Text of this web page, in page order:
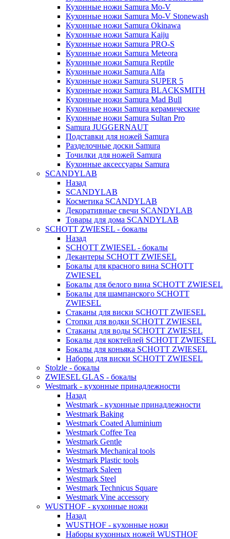
Кухонные ножи Samura Mo-V
Кухонные ножи Samura Mo-V Stonewash
Кухонные ножи Samura Okinawa
Кухонные ножи Samura Kaiju
Кухонные ножи Samura PRO-S
Кухонные ножи Samura Meteora
Кухонные ножи Samura Reptile
Кухонные ножи Samura Alfa
Кухонные ножи Samura SUPER 5
Кухонные ножи Samura BLACKSMITH
Кухонные ножи Samura Mad Bull
Кухонные ножи Samura керамические
Кухонные ножи Samura Sultan Pro
Samura JUGGERNAUT
Подставки для ножей Samura
Разделочные доски Samura
Точилки для ножей Samura
Кухонные аксессуары Samura
SCANDYLAB
Назад
SCANDYLAB
Косметика SCANDYLAB
Декоративные свечи SCANDYLAB
Товары для дома SCANDYLAB
SCHOTT ZWIESEL - бокалы
Назад
SCHOTT ZWIESEL - бокалы
Декантеры SCHOTT ZWIESEL
Бокалы для красного вина SCHOTT
ZWIESEL
Бокалы для белого вина SCHOTT ZWIESEL
Бокалы для шампанского SCHOTT
ZWIESEL
Стаканы для виски SCHOTT ZWIESEL
Стопки для водки SCHOTT ZWIESEL
Стаканы для воды SCHOTT ZWIESEL
Бокалы для коктейлей SCHOTT ZWIESEL
Бокалы для коньяка SCHOTT ZWIESEL
Наборы для виски SCHOTT ZWIESEL
Stolzle - бокалы
ZWIESEL GLAS - бокалы
Westmark - кухонные принадлежности
Назад
Westmark - кухонные принадлежности
Westmark Baking
Westmark Coated Aluminium
Westmark Coffee Tea
Westmark Gentle
Westmark Mechanical tools
Westmark Plastic tools
Westmark Saleen
Westmark Steel
Westmark Technicus Square
Westmark Vine accessory
WUSTHOF - кухонные ножи
Назад
WUSTHOF - кухонные ножи
Наборы кухонных ножей WUSTHOF